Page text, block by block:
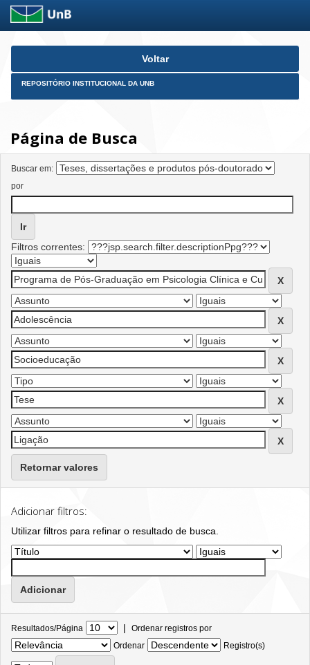
Skip
Voltar
REPOSITÓRIO INSTITUCIONAL DA UNB
Página de Busca
Buscar em:
por
Filtros correntes:
Retornar valores
Adicionar filtros:
Utilizar filtros para refinar o resultado de busca.
Resultados/Página | Ordenar registros por
Ordenar
Registro(s)